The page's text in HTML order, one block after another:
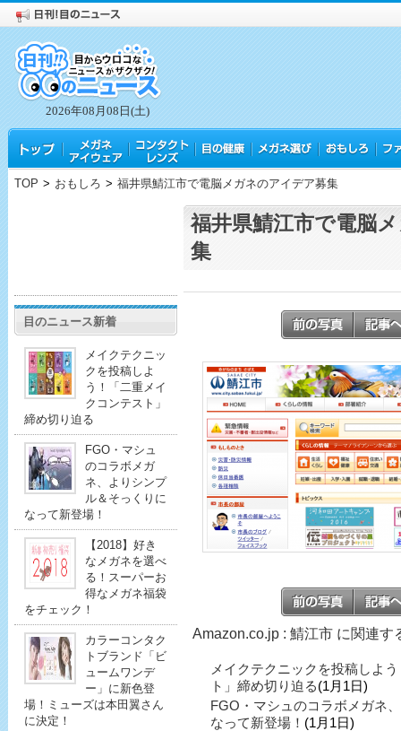
2026年08月08日(土)
TOP > おもしろ > 福井県鯖江市で電脳メガネのアイデア募集
目のニュース新着
メイクテクニッ
クを投稿しよ
う！「二重メイ
クコンテスト」
締め切り迫る
FGO・マシュ
のコラボメガ
ネ、よりシンプ
ル＆そっくりに
なって新登場！
【2018】好き
なメガネを選べ
る！スーパーお
得なメガネ福袋
をチェック！
カラーコンタク
トブランド「ビ
ュームワンデ
ー」に新色登
場！ミューズは本田翼さん
に決定！
福井県鯖江市で電脳
集
Amazon.co.jp : 鯖江市 に関連す
メイクテクニックを投稿しよ
ト」締め切り迫る(1月1日)
FGO・マシュのコラボメガネ
なって新登場！ (1月1日)